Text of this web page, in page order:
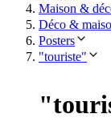
Maison &
Déco &
Posters
"touriste"
"